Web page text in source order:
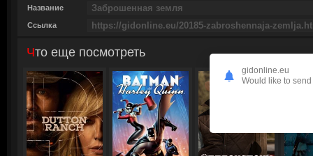
Название
Ссылка
Что еще посмотреть
gidonline.eu
Would like to